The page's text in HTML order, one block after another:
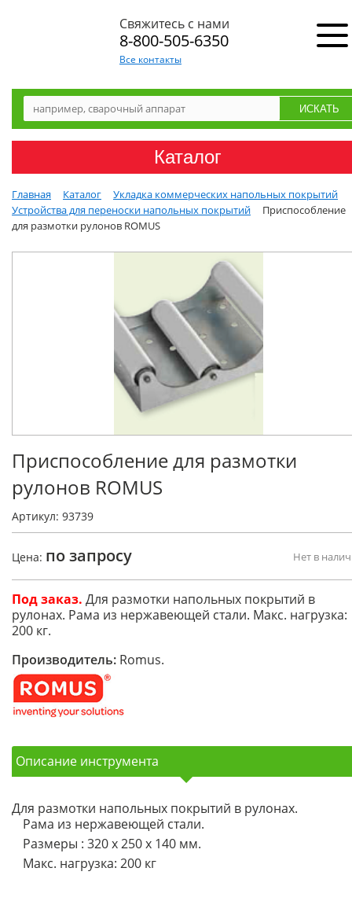
Свяжитесь с нами
8-800-505-6350
Все контакты
Каталог
Главная Каталог
Укладка коммерческих напольных покрытий
Устройства для переноски напольных покрытий
Приспособление
для размотки рулонов ROMUS
Приспособление для размотки
рулонов ROMUS
Артикул: 93739
Цена: по запросу Нет в
Под заказ. Для размотки напольных покрытий в
рулонах. Рама из нержавеющей стали. Макс. нагрузка:
200 кг.
Производитель: Romus.
Описание инструмента
Для размотки напольных покрытий в рулонах.
Рама из нержавеющей стали.
Размеры : 320 x 250 x 140 мм.
Макс. нагрузка: 200 кг